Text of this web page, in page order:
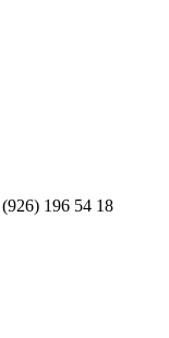
196 54 18